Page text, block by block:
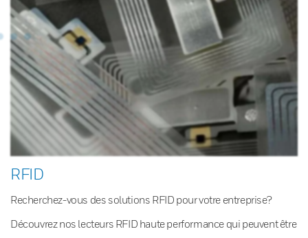
RFID
Recherchez-vous des solutions RFID pour votre entreprise?
Découvrez nos lecteurs RFID haute performance qui peuvent être